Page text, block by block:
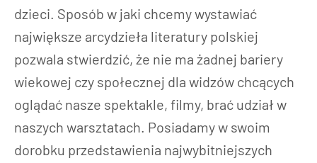
dzieci. Sposób w jaki chcemy wystawiać
największe arcydzieła literatury polskiej
pozwala stwierdzić, że nie ma żadnej bariery
wiekowej czy społecznej dla widzów chcących
oglądać nasze spektakle, filmy, brać udział w
naszych warsztatach. Posiadamy w swoim
dorobku przedstawienia najwybitniejszych